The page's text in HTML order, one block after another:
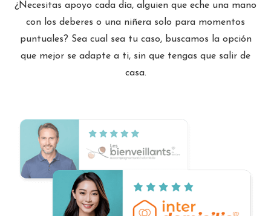
¿Necesitas apoyo cada día, alguien que eche una mano
con los deberes o una niñera solo para momentos
puntuales? Sea cual sea tu caso, buscamos la opción
que mejor se adapte a ti, sin que tengas que salir de
casa.